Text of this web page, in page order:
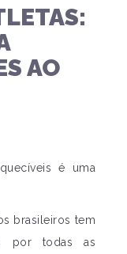
Publicar no X
AO
é uma
brasileiros tem
por todas as